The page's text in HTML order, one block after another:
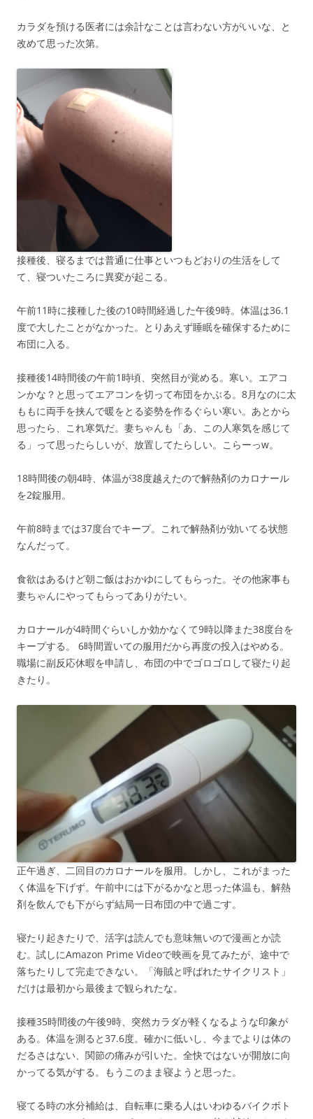
カラダを預ける医者には余計なことは言わない方がいいな、と
改めて思った次第。
接種後、寝るまでは普通に仕事といつもどおりの生活をして
て、寝ついたころに異変が起こる。
午前11時に接種した後の10時間経過した午後9時。体温は36.1
度で大したことがなかった。とりあえず睡眠を確保するために
布団に入る。
接種後14時間後の午前1時頃、突然目が覚める。寒い。エアコ
ンかな？と思ってエアコンを切って布団をかぶる。8月なのに太
ももに両手を挟んで暖をとる姿勢を作るぐらい寒い。あとから
思ったら、これ寒気だ。妻ちゃんも「あ、この人寒気を感じて
る」って思ったらしいが、放置してたらしい。こらーっw。
18時間後の朝4時、体温が38度越えたので解熱剤のカロナール
を2錠服用。
午前8時までは37度台でキープ。これで解熱剤が効いてる状態
なんだって。
食欲はあるけど朝ご飯はおかゆにしてもらった。その他家事も
妻ちゃんにやってもらってありがたい。
カロナールが4時間ぐらいしか効かなくて9時以降また38度台を
キープする。 6時間置いての服用だから再度の投入はやめる。
職場に副反応休暇を申請し、布団の中でゴロゴロして寝たり起
きたり。
正午過ぎ、二回目のカロナールを服用。しかし、これがまった
く体温を下げず。午前中には下がるかなと思った体温も、解熱
剤を飲んでも下がらず結局一日布団の中で過ごす。
寝たり起きたりで、活字は読んでも意味無いので漫画とか読
む。試しにAmazon Prime Videoで映画を見てみたが、途中で
落ちたりして完走できない。「海賊と呼ばれたサイクリスト」
だけは最初から最後まで観られたな。
接種35時間後の午後9時、突然カラダが軽くなるような印象が
ある。体温を測ると37.6度。確かに低いし、今までよりは体の
だるさはない、関節の痛みが引いた。全快ではないが開放に向
かってる気がする。もうこのまま寝ようと思った。
寝てる時の水分補給は、自転車に乗る人はいわゆるバイクボト